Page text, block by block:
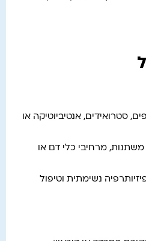
סטרואידים, אנטיביוטיקה או
מרחיבי כלי דם או
נשימתית וטיפול